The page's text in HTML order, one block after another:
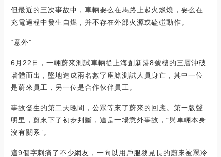
但最近的三次事故中，車輛要么在馬路上起火燃燒，要么在
充電過程中發生自燃，并不存在外部火源或磕碰動作。
“意外”
6月22日，一輛蔚來測試車輛從上海創新港8號樓的三層沖破
墻體而出，墜地造成兩名數字座艙測試人員身亡，其中一位
是蔚來員工，另一位是合作伙伴員工。
事故發生的第二天晚間，公眾等來了蔚來的回應。第一版聲
明里，蔚來下了初步判斷，這是一場意外事故，“與車輛本身
沒有關系”。
這9個字刺痛了不少網友，一向以用戶服務見長的蔚來被罵冷